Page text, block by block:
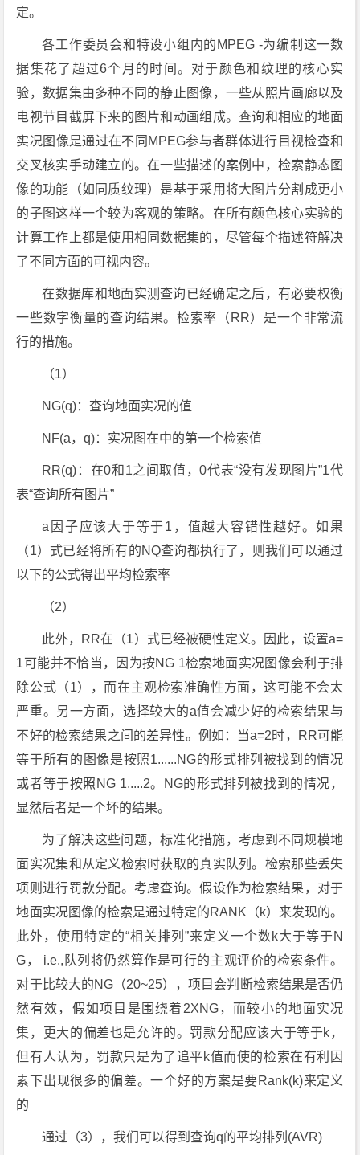
定。
各工作委员会和特设小组内的MPEG -为编制这一数
据集花了超过6个月的时间。对于颜色和纹理的核心实
验，数据集由多种不同的静止图像，一些从照片画廊以及
电视节目截屏下来的图片和动画组成。查询和相应的地面
实况图像是通过在不同MPEG参与者群体进行目视检查和
交叉核实手动建立的。在一些描述的案例中，检索静态图
像的功能（如同质纹理）是基于采用将大图片分割成更小
的子图这样一个较为客观的策略。在所有颜色核心实验的
计算工作上都是使用相同数据集的，尽管每个描述符解决
了不同方面的可视内容。
在数据库和地面实测查询已经确定之后，有必要权衡
一些数字衡量的查询结果。检索率（RR）是一个非常流
行的措施。
（1）
NG(q)：查询地面实况的值
NF(a，q)：实况图在中的第一个检索值
RR(q)：在0和1之间取值，0代表“没有发现图片”1代
表“查询所有图片”
a因子应该大于等于1，值越大容错性越好。如果
（1）式已经将所有的NQ查询都执行了，则我们可以通过
以下的公式得出平均检索率
（2）
此外，RR在（1）式已经被硬性定义。因此，设置a=
1可能并不恰当，因为按NG 1检索地面实况图像会利于排
除公式（1），而在主观检索准确性方面，这可能不会太
严重。另一方面，选择较大的a值会减少好的检索结果与
不好的检索结果之间的差异性。例如：当a=2时，RR可能
等于所有的图像是按照1......NG的形式排列被找到的情况
或者等于按照NG 1.....2。NG的形式排列被找到的情况，
显然后者是一个坏的结果。
为了解决这些问题，标准化措施，考虑到不同规模地
面实况集和从定义检索时获取的真实队列。检索那些丢失
项则进行罚款分配。考虑查询。假设作为检索结果，对于
地面实况图像的检索是通过特定的RANK（k）来发现的。
此外，使用特定的“相关排列”来定义一个数k大于等于N
G， i.e.,队列将仍然算作是可行的主观评价的检索条件。
对于比较大的NG（20~25），项目会判断检索结果是否仍
然有效，假如项目是围绕着2XNG，而较小的地面实况
集，更大的偏差也是允许的。罚款分配应该大于等于k，
但有人认为，罚款只是为了追平k值而使的检索在有利因
素下出现很多的偏差。一个好的方案是要Rank(k)来定义
的
通过（3），我们可以得到查询q的平均排列(AVR)